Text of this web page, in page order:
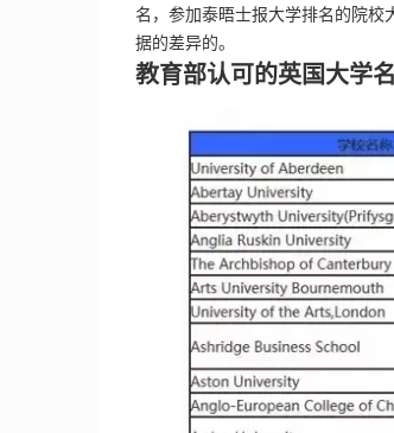
名，参加泰晤士报大学排名的院
据的差异的。
教育部认可的英国大学